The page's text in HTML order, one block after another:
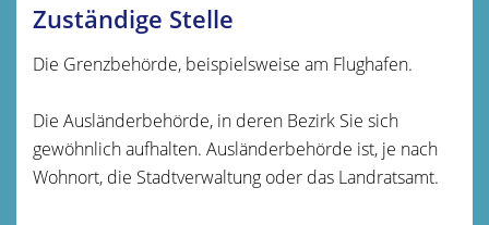
Zuständige Stelle
Die Grenzbehörde, beispielsweise am Flughafen.
Die Ausländerbehörde, in deren Bezirk Sie sich
gewöhnlich aufhalten. Ausländerbehörde ist, je nach
Wohnort, die Stadtverwaltung oder das Landratsamt.